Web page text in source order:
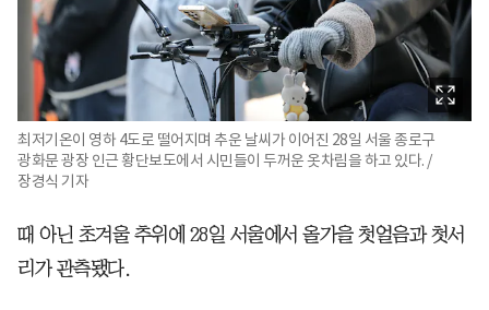
최저기온이 영하 4도로 떨어지며 추운 날씨가 이어진 28일 서울 종로구
광화문 광장 인근 황단보도에서 시민들이 두꺼운 옷차림을 하고 있다. /
장경식 기자
때 아닌 초겨울 추위에 28일 서울에서 올가을 첫얼음과 첫서
리가 관측됐다.